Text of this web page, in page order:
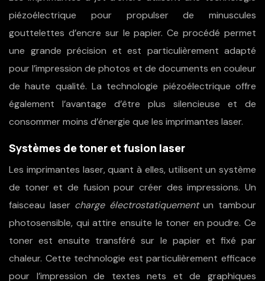
piézoélectrique pour propulser de minuscules
gouttelettes d’encre sur le papier. Ce procédé permet
une grande précision et est particulièrement adapté
pour l’impression de photos et de documents en couleur
de haute qualité. La technologie piézoélectrique offre
également l’avantage d’être plus silencieuse et de
consommer moins d’énergie que les imprimantes laser.
Systèmes de toner et fusion laser
Les imprimantes laser, quant à elles, utilisent un système
de toner et de fusion pour créer des impressions. Un
faisceau laser charge électrostatiquementun tambour
photosensible, qui attire ensuite le toner en poudre. Ce
toner est ensuite transféré sur le papier et fixé par
chaleur. Cette technologie est particulièrement efficace
pour l’impression de textes nets et de graphiques